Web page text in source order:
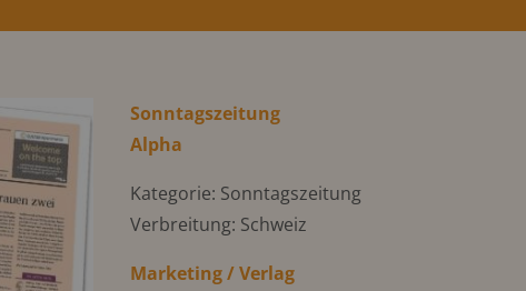
Sonntagszeitung
Alpha
Kategorie: Sonntagszeitung
Verbreitung: Schweiz
Marketing / Verlag